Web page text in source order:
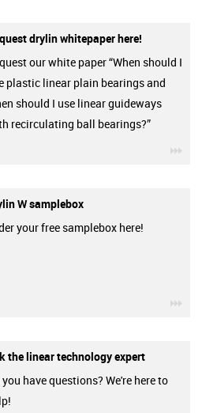
drylin whitepaper here!
our white paper “When should I
plastic linear plain bearings and
should I use linear guideways
recirculating ball bearings?”
W samplebox
your free samplebox here!
the linear technology expert
you have questions? We're here to